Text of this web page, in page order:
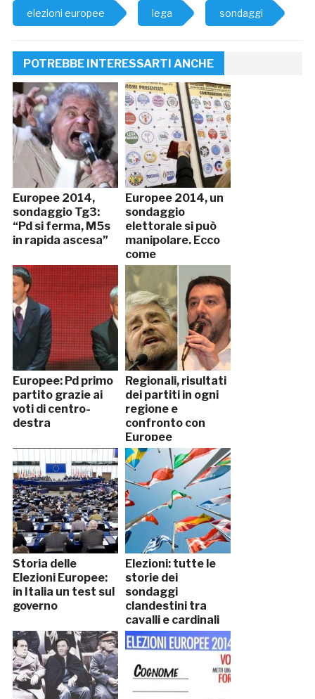
elezioni europee lega sondaggi
POTREBBE INTERESSARTI ANCHE
Europee 2014,
sondaggio Tg3:
“Pd si ferma, M5s
in rapida ascesa”
Europee 2014, un
sondaggio
elettorale si può
manipolare. Ecco
come
Europee: Pd primo
partito grazie ai
voti di centro-
destra
Regionali, risultati
dei partiti in ogni
regione e
confronto con
Europee
Storia delle
Elezioni Europee:
in Italia un test sul
governo
Elezioni: tutte le
storie dei
sondaggi
clandestini tra
cavalli e cardinali